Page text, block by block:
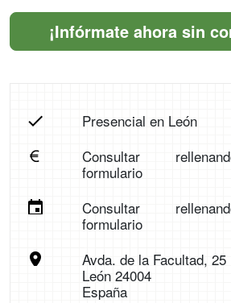
¡Infórmate ahora sin
Presencial en León
Consultar
formulario
Consultar
formulario
Avda. de la Facultad, 25
León 24004
España